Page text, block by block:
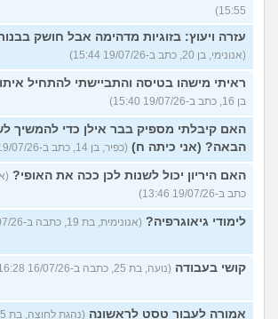
15:55)
עזרה ויעוץ: בזוגיות מדהימה אבל חושק
(אנונימי, בן 20, כתב ב-19/07/26 15:44)
ראיתי מישהו בטיסה והתביישתי להתחיל איתו
בן 16, כתב ב-19/07/26 15:40)
האם קיבלתי מספיק בבר אילן כדי להמשיך
הבאה? (אני כיתה ח) (כפיר, בן 14, כתב ב-19/07/26 13:57)
האם היריון יכול לשנות לכן ככה את האופי?
כתב ב-19/07/26 13:46)
לימודי גיאוגרפיה? (אנונימית, בת 19, כתבה ב-19/07/26 13:37)
קושי בעבודה (נועה, בת 25, כתבה ב-16/07/26 16:28)
אמורה לעבור טסט לראשונה